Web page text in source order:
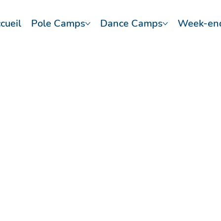
Pole Camps Dance Camps Week-